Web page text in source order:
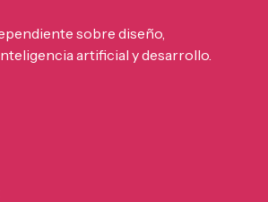
sobre diseño,
artificial y desarrollo.